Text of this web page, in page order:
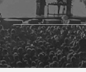
工程案例
资料下载
防伪查询